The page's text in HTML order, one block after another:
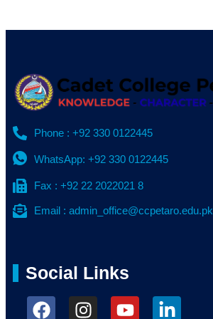
Phone : +92 330 0122445
WhatsApp: +92 330 0122445
Fax : +92 22 2022021 8
Email : admin_office@ccpetaro.edu.pk
Social Links